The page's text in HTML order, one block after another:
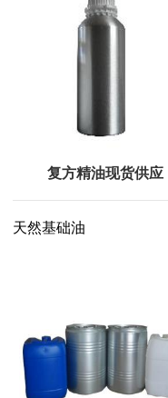
复方精油现货供应
天然基础油